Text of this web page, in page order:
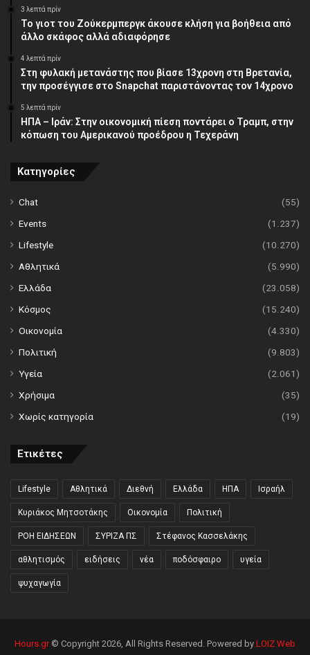
3 λεπτά πρίν
Το γιοτ του Ζούκερμπεργκ άκουσε κλήση για βοήθεια από
άλλο σκάφος αλλά αδιαφόρησε
4 λεπτά πρίν
Στη φυλακή μετανάστης που βίασε 13χρονη στη Βρετανία,
την προσέγγισε στο Snapchat παριστάνοντας τον 14χρονο
5 λεπτά πρίν
ΗΠΑ – Ιράν: Στην οικονομική πίεση ποντάρει ο Τραμπ, στην
κόπωση του Αμερικανού προέδρου η Τεχεράνη
Κατηγορίες
Chat
(55)
Events
(1.237)
Lifestyle
(10.270)
Αθλητικά
(5.990)
Ελλάδα
(23.058)
Κόσμος
(15.240)
Οικονομία
(4.330)
Πολιτική
(9.803)
Υγεία
(2.061)
Χρήσιμα
(35)
Χωρίς κατηγορία
(19)
Ετικέτες
Lifestyle Αθλητικά Διεθνή Ελλάδα ΗΠΑ Ισραήλ
Κυριάκος Μητσοτάκης Οικονομία Πολιτική
ΡΟΗ ΕΙΔΗΣΕΩΝ ΣΥΡΙΖΑ ΠΣ Στέφανος Κασσελάκης
αθλητισμός ειδήσεις νέα ποδόσφαιρο υγεία
ψυχαγωγία
Hours.gr© Copyright 2026, All Rights Reserved. Powered by LOIZ Web